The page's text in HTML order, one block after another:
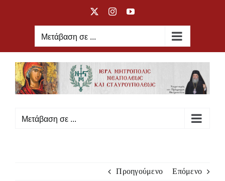
X InstagramYouTube
Μετάβαση σε ...
Μετάβαση σε ...
Προηγούμενο Επόμενο